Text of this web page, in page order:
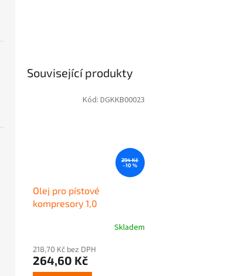
Související produkty
294 Kč
–10 %
Olej pro pístové
kompresory 1,0
Skladem
218,70 Kč bez DPH
264,60 Kč
Kód: DGKKB00023